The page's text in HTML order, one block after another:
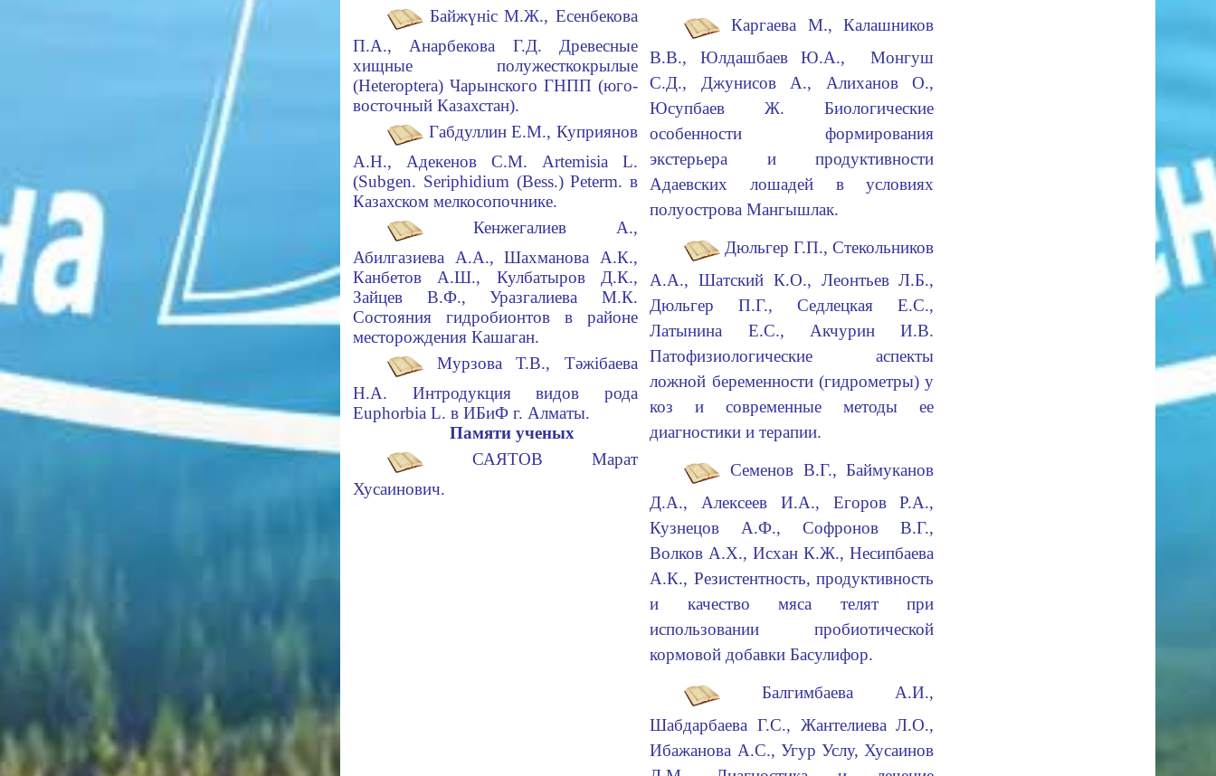
Байжүнic М.Ж., Есенбекова
П.А., Анарбекова Г.Д. Древесные
хищные полужесткокрылые
(Heteroptera) Чарынского ГНПП (юго-
восточный Казахстан).
Габдуллин Е.М., Куприянов
А.Н., Адекенов С.М. Artemisia L.
(Subgen. Seriphidium (Bess.) Peterm. в
Казахском мелкосопочнике.
Кенжегалиев А.,
Абилгазиева А.А., Шахманова А.К.,
Канбетов А.Ш., Кулбатыров Д.К.,
Зайцев В.Ф., Уразгалиева М.К.
Состояния гидробионтов в районе
месторождения Кашаган.
Мурзова Т.В., Тәжiбаева
Н.А. Интродукция видов рода
Euphorbia L. в ИБиФ г. Алматы.
Памяти ученых
САЯТОВ Марат
Хусаинович.
Каргаева М., Калашников
В.В., Юлдашбаев Ю.А., Монгуш
С.Д., Джунисов А., Алиханов О.,
Юсупбаев Ж.Биологические
особенности формирования
экстерьера и продуктивности
Адаевских лошадей в условиях
полуострова Мангышлак.
Дюльгер Г.П., Стекольников
А.А., Шатский К.О., Леонтьев Л.Б.,
Дюльгер П.Г., Седлецкая Е.С.,
Латынина Е.С., Акчурин И.В.
Патофизиологические аспекты
ложной беременности (гидрометры) у
коз и современные методы ее
диагностики и терапии.
Семенов В.Г., Баймуканов
Д.А., Алексеев И.А., Егоров Р.А.,
Кузнецов А.Ф., Софронов В.Г.,
Волков А.Х., Исхан К.Ж., Несипбаева
А.К., Резистентность, продуктивность
и качество мяса телят при
использовании пробиотической
кормовой добавки Басулифор.
Балгимбаева А.И.,
Шабдарбаева Г.С., Жантелиева Л.О.,
Ибажанова А.С., Угур Услу, Хусаинов